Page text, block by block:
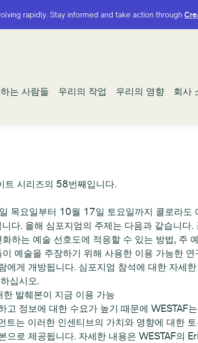
rapidly. Stay informed and take action through
는 사람들 우리의 작업 우리의 영향 회사
rapidly. Stay informed and take action through
는 사람들 우리의 작업 우리의 영향 회사
트 시리즈의 58번째입니다.
목요일부터 10월 17일 토요일까지 콜로라
. 올해 심포지엄의 주제는 다음과 같습니다.
하는 예술 선호도에 적응할 수 있는 방법, 주
예술을 주장하기 위해 사용한 이용 가능한
에게 개방됩니다. 심포지엄 참석에 대한 자세
십시오.
발췌본이 지금 이용 가능
고 정보에 대한 수요가 높기 때문에 WESTAF
트는 이러한 인센티브의 가치와 영향에 대한
로 제공됩니다. 자세한 내용은 WESTAF의